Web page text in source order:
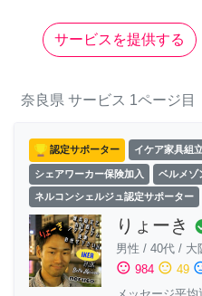
サービスを提供する
奈良県 サービス 1ページ目
認定サポーター イケア家具組
シェアワーカー保険加入 ベルメゾ
ネルコンシェルジュ認定サポーター
りょーき
男性 / 40代 / 大
sentiment_satisfied 984 sentiment_neutral 49